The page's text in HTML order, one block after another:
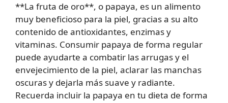
**La fruta de oro**, o papaya, es un alimento
muy beneficioso para la piel, gracias a su alto
contenido de antioxidantes, enzimas y
vitaminas. Consumir papaya de forma regular
puede ayudarte a combatir las arrugas y el
envejecimiento de la piel, aclarar las manchas
oscuras y dejarla más suave y radiante.
Recuerda incluir la papaya en tu dieta de forma